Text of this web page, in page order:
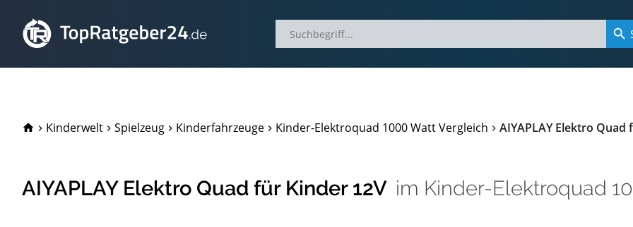
TopRatgeber24.de
Kinderwelt Spielzeug Kinderfahrzeuge Kinder-Elektroquad 1000 Watt Vergleich AIYAPLAY Elektro Quad
AIYAPLAY Elektro Quad für Kinder 12V im Kinder-Elektroquad